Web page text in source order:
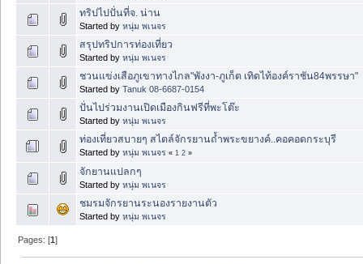
ทริปไปปั่นที่จ. น่าน
Started by หนุ่ม พเนจร
สรุปทริปการท่องเที่ยว
Started by หนุ่ม พเนจร
ชวนแข่งเสือภูเขาทางไกล"พังงา-ภูเก็ต เทิดไท้องค์ราชัน84พรรษา"
Started by Tanuk 08-6687-0154
ปั่นไปร่วมงานเปิดเมืองกินฟรีที่พะโต๊ะ
Started by หนุ่ม พเนจร
ท่องเที่ยวสบายๆ สไตล์จักรยานถ้ำพระขยางค์..คอคอดกระบุรี
Started by หนุ่ม พเนจร « 1 2 »
จักยานแปลกๆ
Started by หนุ่ม พเนจร
ชมรมจักรยานระนองรายงานตัว
Started by หนุ่ม พเนจร
Pages: [1]